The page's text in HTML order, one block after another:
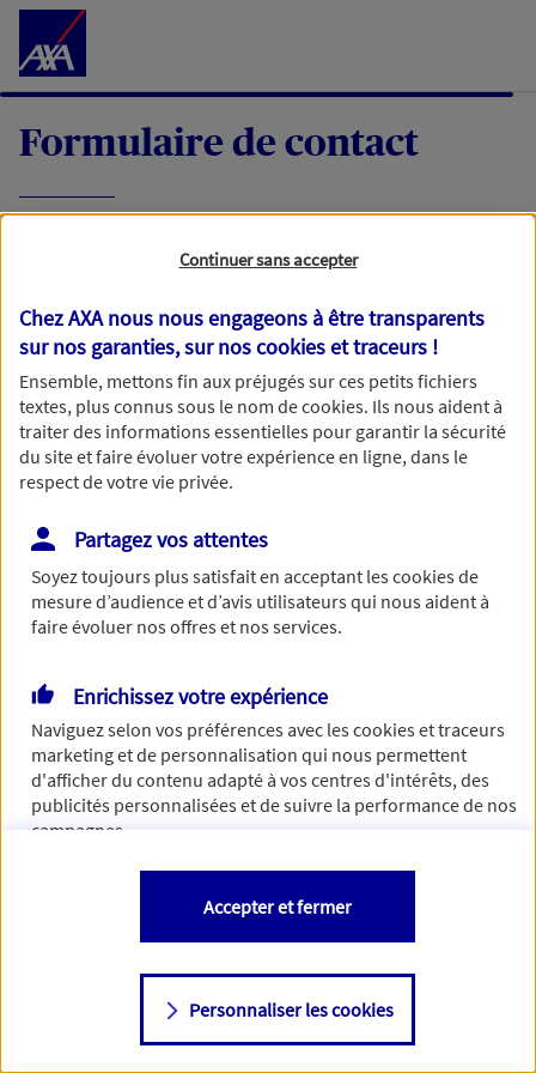
Accéder au Contenu
Formulaire de contact
demande, nous vous répondrons dans les
meilleurs délais par mail ou par téléphone.
Votre message :
Vous disposez de droits sur les informations vous concernant. Pour
plus d’informations,cliquez ici.
Continuer sans accepter
Chez AXA nous nous engageons à être transparents
sur nos garanties, sur noscookies et traceurs !
Ensemble, mettons fin aux préjugés sur ces petits fichiers
textes, plus connus sous le nom decookies. Ils nous aident à
traiter des informations essentielles pour garantir la sécurité
du site et faire évoluer votre expérience en ligne, dans le
respect de votre vie privée.
Partagez vos attentes
Soyez toujours plus satisfait en acceptant lescookiesde
mesure d’audience et d’avis utilisateurs qui nous aident à
faire évoluer nos offres et nos services.
Enrichissez votre expérience
Naviguez selon vos préférences avec lescookies et traceurs
marketing et de personnalisation qui nous permettent
d'afficher du contenu adapté à vos centres d'intérêts, des
publicités personnalisées et de suivre la performance de nos
campagnes.
Vous êtes libre de les accepter, de les refuser comme de
changer d'avis à tout moment en allant sur
Consulter notre politique decookies
Personnaliser les cookies
Accepter et fermer